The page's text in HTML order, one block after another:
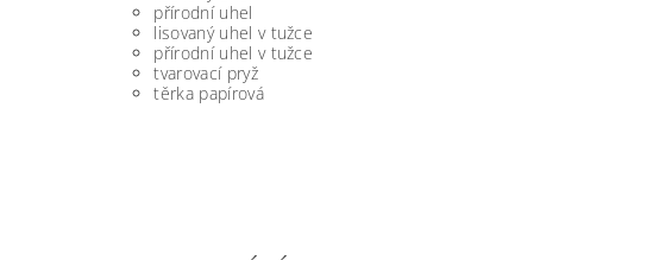
přírodní uhel
lisovaný uhel v tužce
přírodní uhel v tužce
tvarovací pryž
těrka papírová